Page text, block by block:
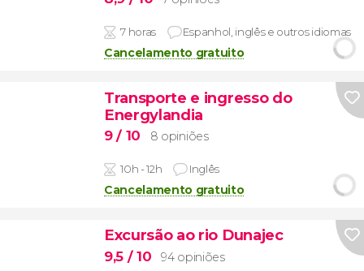
7 horas Espanhol, inglês e outros idiomas
Cancelamento gratuito
Transporte e ingresso do
Energylandia
9/ 10 8 opiniões
10h - 12h Inglês
Cancelamento gratuito
Excursão ao rio Dunajec
9,5 / 10 94 opiniões